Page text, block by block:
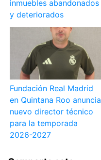
inmuebles abandonados
y deteriorados
Fundación Real Madrid
en Quintana Roo anuncia
nuevo director técnico
para la temporada
2026-2027